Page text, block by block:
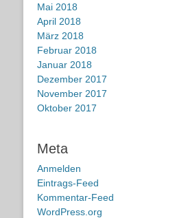
Mai 2018
April 2018
März 2018
Februar 2018
Januar 2018
Dezember 2017
November 2017
Oktober 2017
Meta
Anmelden
Eintrags-Feed
Kommentar-Feed
WordPress.org